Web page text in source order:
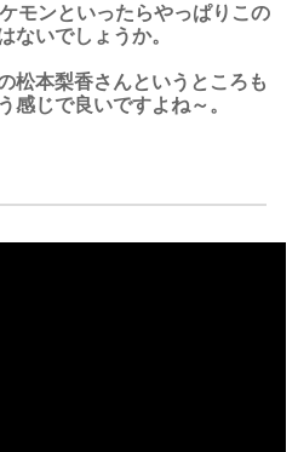
モンといったらやっぱりこの
ないでしょうか。
松本梨香さんというところも
感じで良いですよね～。